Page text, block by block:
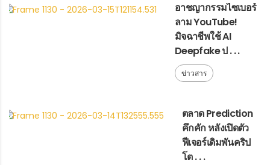
อาชญากรรมไซเบอร์
ลาม YouTube!
มิจฉาชีพใช้ AI
Deepfake ป . . .
ข่าวสาร
ตลาด Prediction
คึกคัก หลังเปิดตัว
ฟีเจอร์เดิมพันคริป
โต . . .